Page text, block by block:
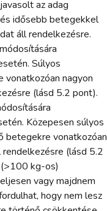
az adag
idősebb betegekkel
áll rendelkezésre.
Súlyos
vonatkozóan nagyon
(lásd 5.2 pont).
Közepesen súlyos
betegekre vonatkozóan
(lásd 5.2
kg-os)
vagy majdnem
hogy nem lesz